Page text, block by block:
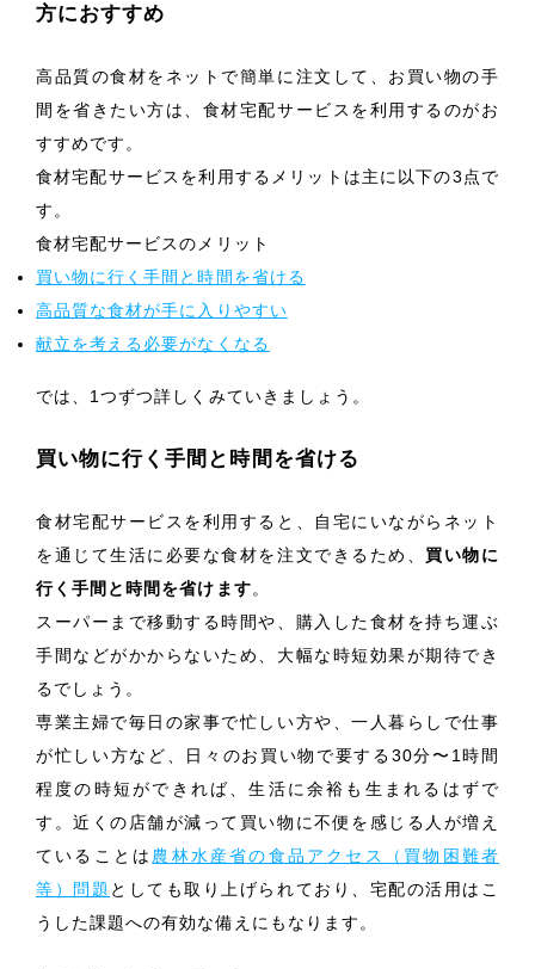
方におすすめ
高品質の食材をネットで簡単に注文して、お買い物の手
間を省きたい方は、食材宅配サービスを利用するのがお
すすめです。
食材宅配サービスを利用するメリットは主に以下の3点で
す。
食材宅配サービスのメリット
買い物に行く手間と時間を省ける
高品質な食材が手に入りやすい
献立を考える必要がなくなる
では、1つずつ詳しくみていきましょう。
買い物に行く手間と時間を省ける
食材宅配サービスを利用すると、自宅にいながらネット
を通じて生活に必要な食材を注文できるため、 買い物に
行く手間と時間を省けます。
スーパーまで移動する時間や、購入した食材を持ち運ぶ
手間などがかからないため、大幅な時短効果が期待でき
るでしょう。
専業主婦で毎日の家事で忙しい方や、一人暮らしで仕事
が忙しい方など、日々のお買い物で要する30分〜1時間
程度の時短ができれば、生活に余裕も生まれるはずで
す。近くの店舗が減って買い物に不便を感じる人が増え
ていることは 農林水産省の食品アクセス（買物困難者
等）問題 としても取り上げられており、宅配の活用はこ
うした課題への有効な備えにもなります。